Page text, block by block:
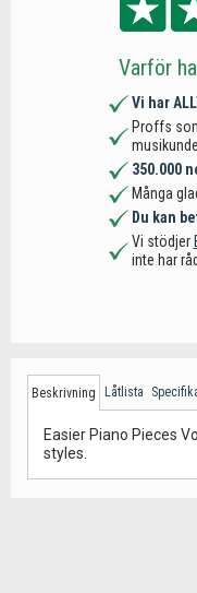
Varför
Vi har
Proffs
350.000
Många
Du kan
Vi stödjer
inte har
Beskrivning Låtlista
Easier Piano Pieces
styles.